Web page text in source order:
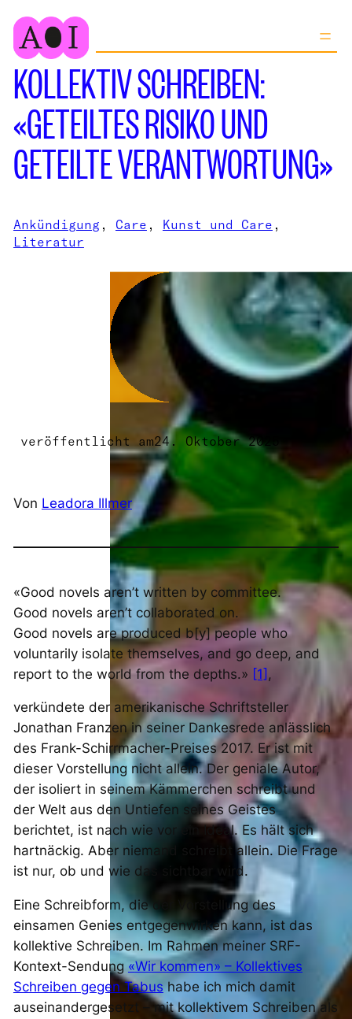
Zum
Inhalt
springen
KOLLEKTIV SCHREIBEN:
«GETEILTES RISIKO UND
GETEILTE VERANTWORTUNG»
Ankündigung , Care , Kunst und Care
Literatur
veröffentlicht am24. Oktober 2025
Von Leadora Illmer
«Good novels aren’t written by committee.
Good novels aren’t collaborated on.
Good novels are produced b[y] people who
voluntarily isolate themselves, and go deep, and
report to the world from the depths.» [1] ,
verkündete der amerikanische Schriftsteller
Jonathan Franzen in seiner Dankesrede anlässlich
des Frank-Schirrmacher-Preises 2017. Er ist mit
dieser Vorstellung nicht allein. Der geniale Autor,
der isoliert in seinem Kämmerchen schreibt und
der Welt aus den Untiefen seines Geistes
berichtet, ist nach wie vor ein Ideal. Es hält sich
hartnäckig. Aber niemand schreibt allein. Die Frage
ist nur, ob und wie das sichtbar wird.
Eine Schreibform, die der Vorstellung des
einsamen Genies entgegenwirken kann, ist das
kollektive Schreiben. Im Rahmen meiner SRF-
Kontext-Sendung «Wir kommen» – Kollektives
Schreiben gegen Tabushabe ich mich damit
auseinandergesetzt – mit kollektivem Schreiben als